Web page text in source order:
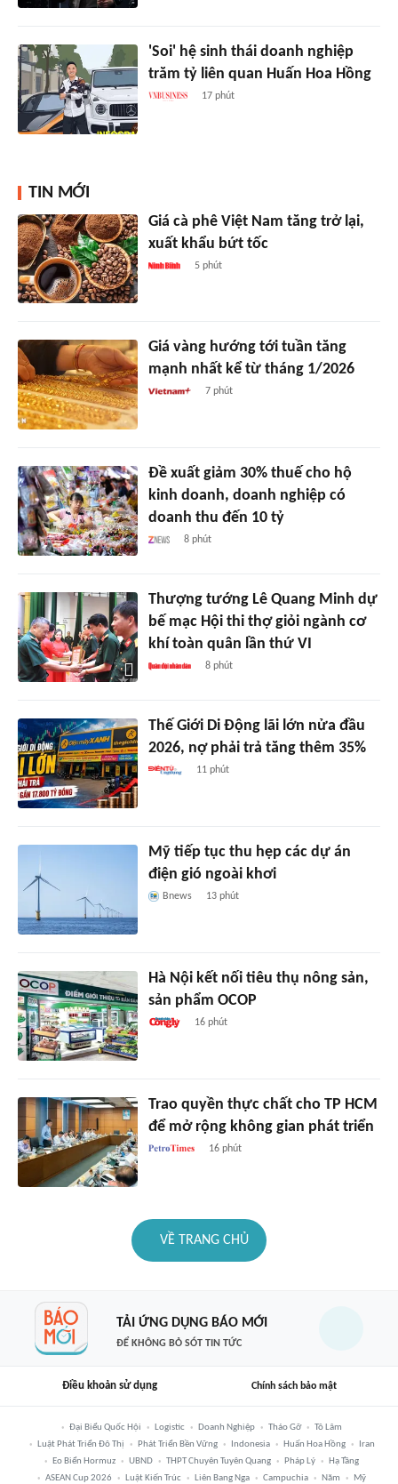
'Soi' hệ sinh thái doanh nghiệp
trăm tỷ liên quan Huấn Hoa Hồng
17 phút
TIN MỚI
Giá cà phê Việt Nam tăng trở lại,
xuất khẩu bứt tốc
5 phút
Giá vàng hướng tới tuần tăng
mạnh nhất kể từ tháng 1/2026
7 phút
Đề xuất giảm 30% thuế cho hộ
kinh doanh, doanh nghiệp có
doanh thu đến 10 tỷ
8 phút
Thượng tướng Lê Quang Minh dự
bế mạc Hội thi thợ giỏi ngành cơ
khí toàn quân lần thứ VI
8 phút
Thế Giới Di Động lãi lớn nửa đầu
2026, nợ phải trả tăng thêm 35%
11 phút
Mỹ tiếp tục thu hẹp các dự án
điện gió ngoài khơi
Bnews 13 phút
Hà Nội kết nối tiêu thụ nông sản,
sản phẩm OCOP
16 phút
Trao quyền thực chất cho TP HCM
để mở rộng không gian phát triển
16 phút
VỀ TRANG CHỦ
TẢI ỨNG DỤNG BÁO MỚI
ĐỂ KHÔNG BỎ SÓT TIN TỨC
Điều khoản sử dụng Chính sách bảo mật
Đại Biểu Quốc Hội Logistic Doanh Nghiệp Tháo Gỡ
Tô Lâm
Luật Phát Triển Đô Thị
Phát Triển Bền Vững Indonesia Huấn Hoa Hồng
Iran
Eo Biển Hormuz
UBND THPT Chuyên Tuyên Quang Pháp Lý
Hạ Tầng
ASEAN Cup 2026
Luật Kiến Trúc Liên Bang Nga Campuchia Năm Mỹ